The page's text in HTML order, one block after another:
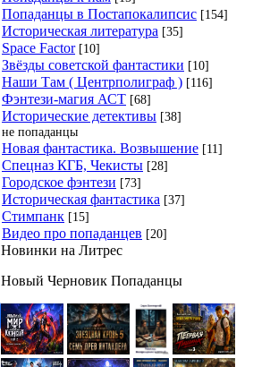
Попаданцы в Постапокалипсис [154]
Историческая литература [35]
Space Factor [10]
Звёзды советской фантастики [10]
Наши Там ( Центрполиграф ) [116]
Фэнтези-магия АСТ [68]
Исторические детективы [38]
не попаданцы
Новая фантастика. Возвышение [11]
Спецназ КГБ, Чекисты [28]
Городское фэнтези [73]
Историческая фантастика [37]
Стимпанк [15]
Видео про попаданцев [20]
Новинки на Литрес
Новый Черновик Попаданцы